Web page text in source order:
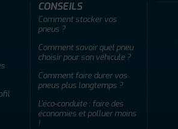
CONSEILS
Comment stocker vos
pneus ?
Comment savoir quel pneu
choisir pour son véhicule ?
Comment faire durer vos
pneus plus longtemps ?
L'éco-conduite : faire des
économies et polluer moins
!